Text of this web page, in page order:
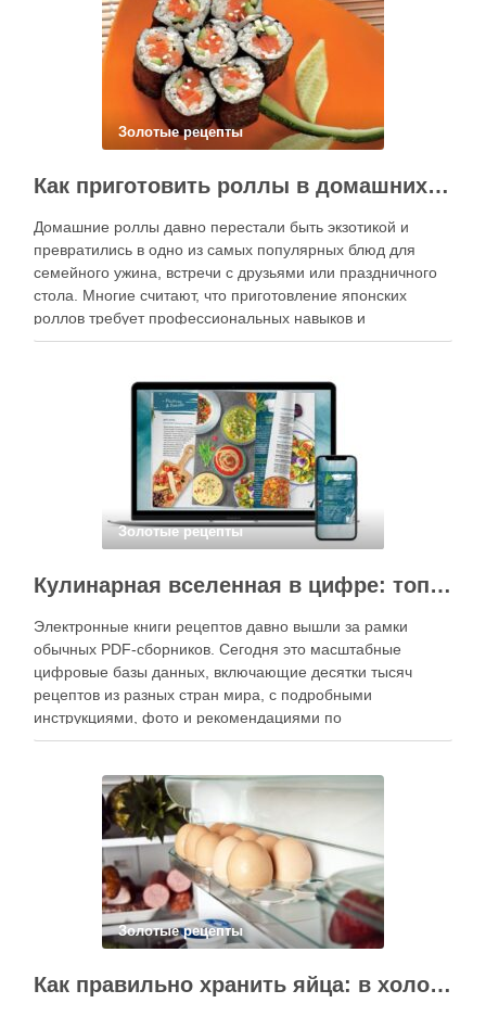
Золотые рецепты
Как приготовить роллы в домашних условиях?
Домашние роллы давно перестали быть экзотикой и
превратились в одно из самых популярных блюд для
семейного ужина, встречи с друзьями или праздничного
стола. Многие считают, что приготовление японских
роллов требует профессиональных навыков и
специального оборудования, однако на практике сделать
кухне. Главное — …
Золотые рецепты
Кулинарная вселенная в цифре: топ-3 самых больших электронных книг рецептов
Электронные книги рецептов давно вышли за рамки
обычных PDF-сборников. Сегодня это масштабные
цифровые базы данных, включающие десятки тысяч
рецептов из разных стран мира, с подробными
инструкциями, фото и рекомендациями по
приготовлению. В отличие от печатных изданий,
контент, расширять коллекции блюд и добавлять новые
функции. Ниже …
Золотые рецепты
Как правильно хранить яйца: в холодильнике или на полке?